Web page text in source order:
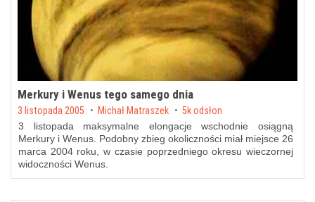
Merkury i Wenus tego samego dnia
Posted on
3 listopada 2005 by Michał Matraszek 5k odsłon
3 listopada maksymalne elongacje wschodnie osiągną
Merkury i Wenus. Podobny zbieg okoliczności miał miejsce 26
marca 2004 roku, w czasie poprzedniego okresu wieczornej
widoczności Wenus.